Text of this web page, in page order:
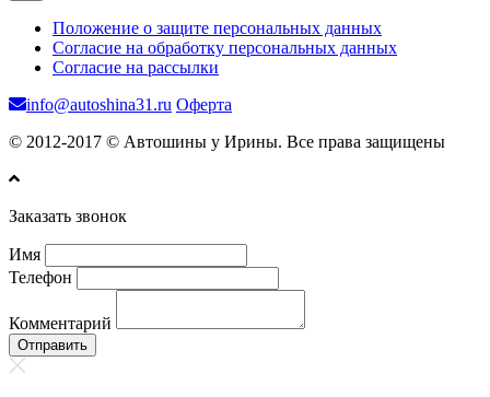
Положение о защите персональных данных
Согласие на обработку персональных данных
Согласие на рассылки
info@autoshina31.ru Оферта
© 2012-2017 © Автошины у Ирины. Все права защищены
Заказать звонок
Имя
Телефон
Комментарий
Отправить